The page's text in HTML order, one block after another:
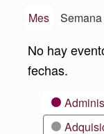
Mes Semana
No hay
fechas.
Categorías